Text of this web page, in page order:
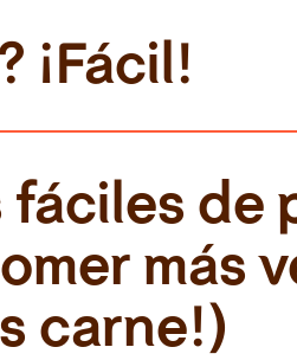
¡Fácil!
de
más
carne!)